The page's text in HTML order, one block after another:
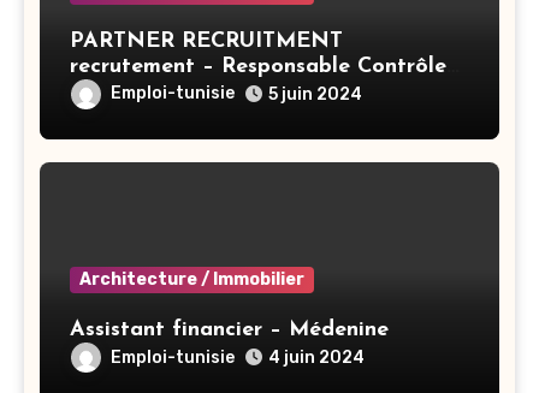
PARTNER RECRUITMENT
recrutement – Responsable Contrôle
De Gestion/Consolidation – Tunis
Emploi-tunisie 5 juin 2024
Architecture / Immobilier
Assistant financier – Médenine
Emploi-tunisie 4 juin 2024